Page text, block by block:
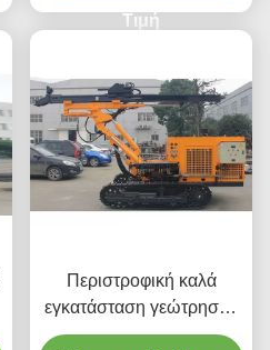
Τιμή
Περιστροφική καλά
εγκατάσταση γεώτρησης
διατρήσεων τύπων